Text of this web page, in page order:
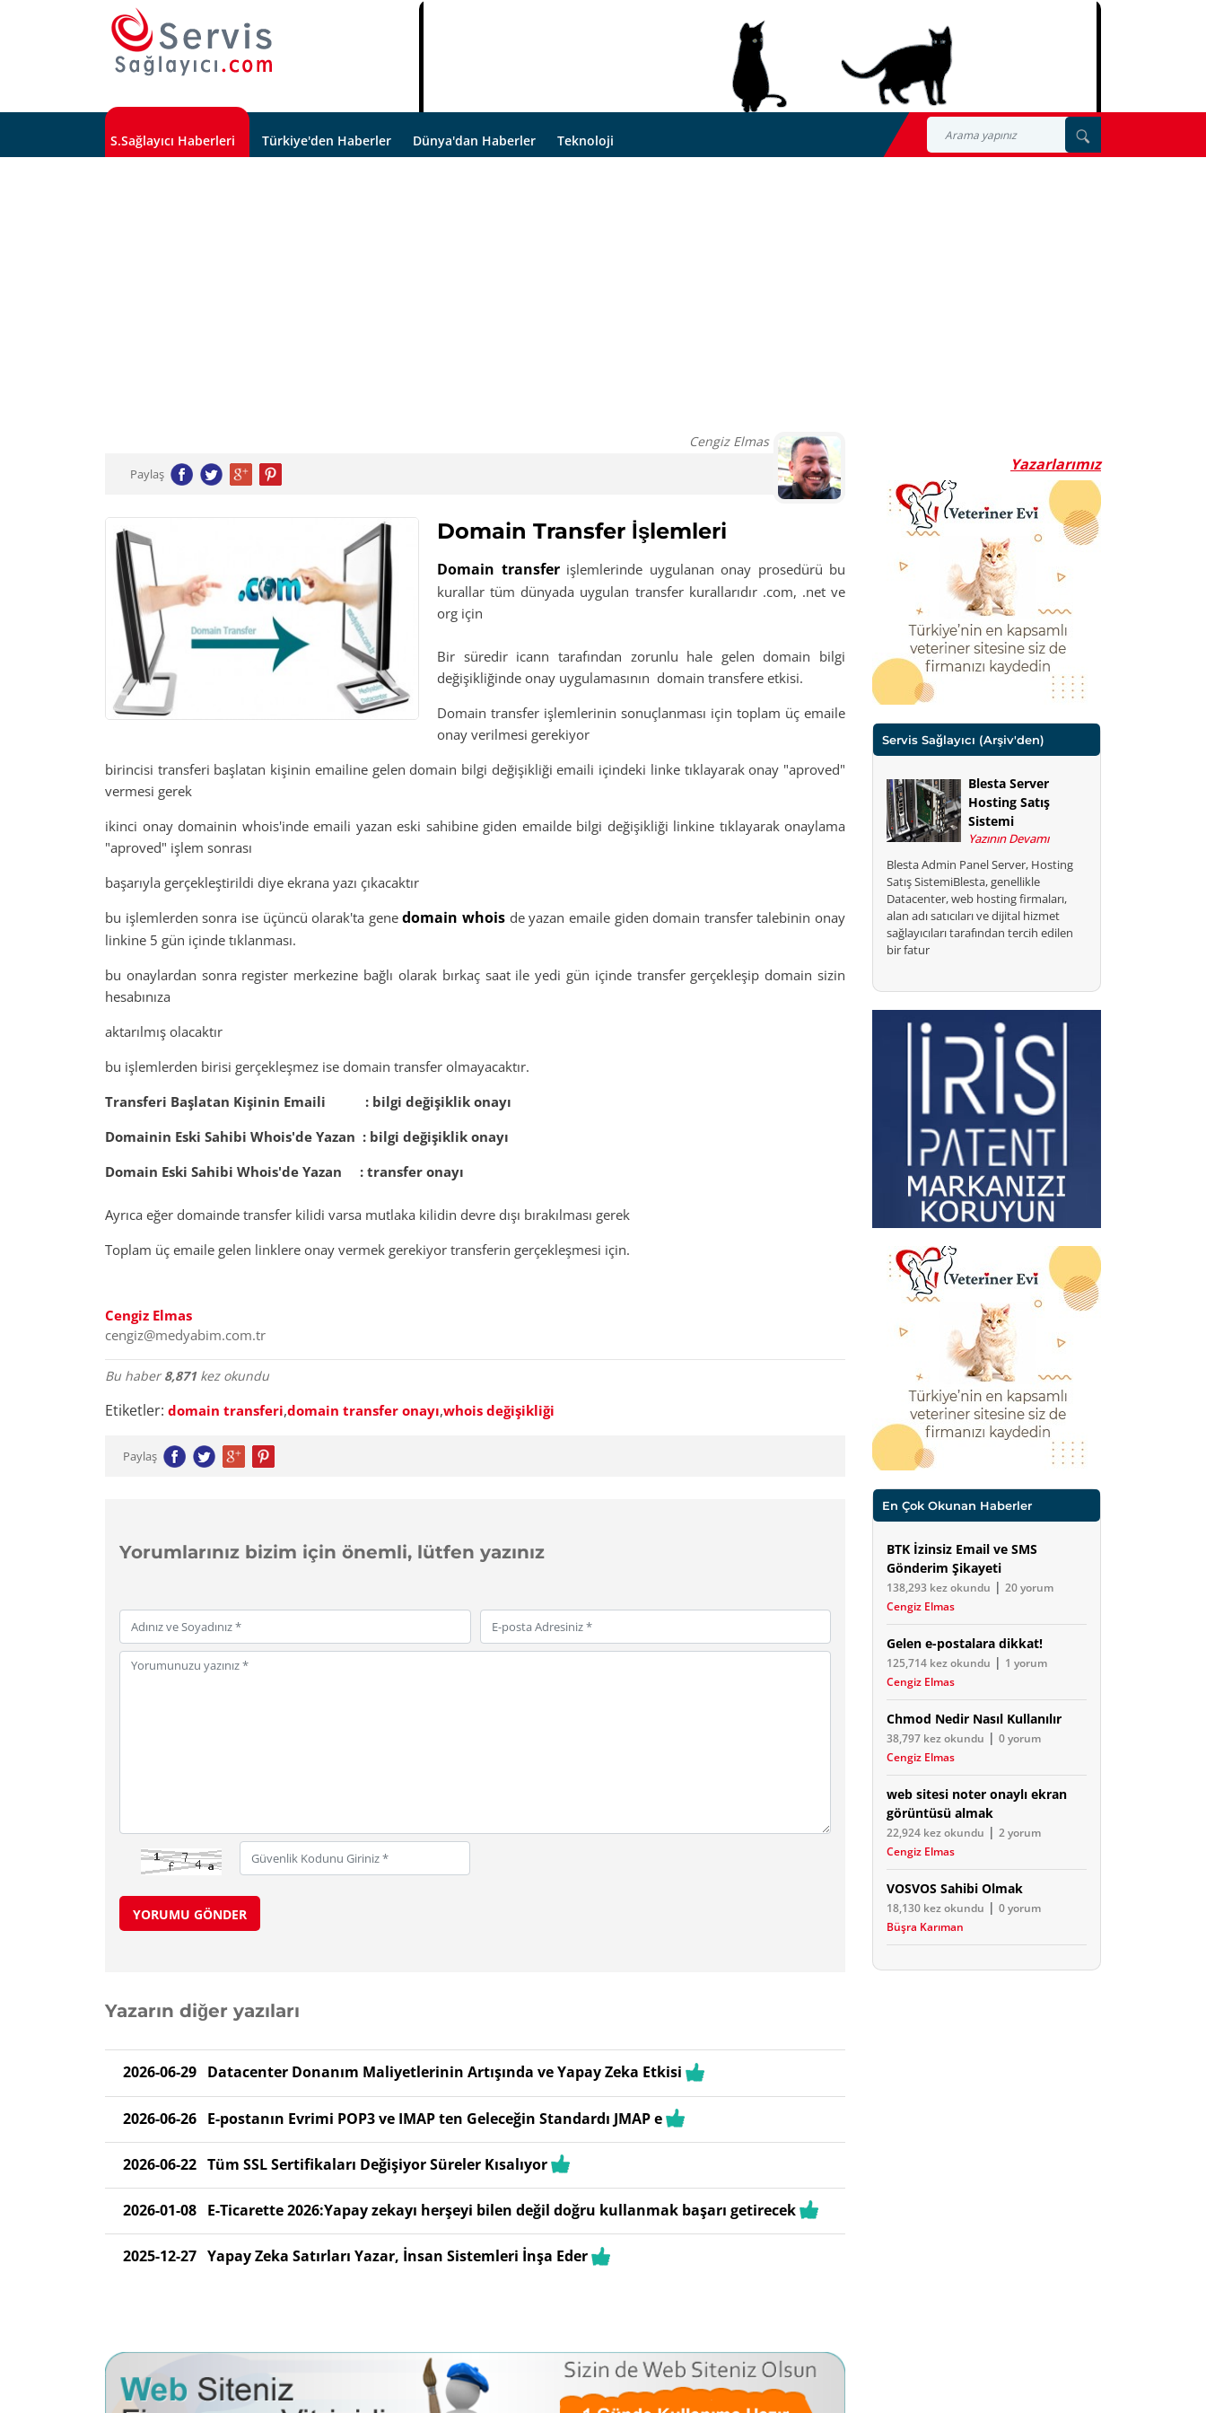
S.Sağlayıcı Haberleri Türkiye'den Haberler Dünya'dan Haberler Teknoloji
Cengiz Elmas
Paylaş
Domain Transfer İşlemleri
Domain transferişlemlerinde uygulanan onay prosedürü bu
kurallar tüm dünyada uygulan transfer kurallarıdır .com, .net ve
org için
Bir süredir icann tarafından zorunlu hale gelen domain bilgi
değişikliğinde onay uygulamasının domain transfere etkisi.
Domain transfer işlemlerinin sonuçlanması için toplam üç emaile
onay verilmesi gerekiyor
birincisi transferi başlatan kişinin emailine gelen domain bilgi değişikliği emaili içindeki linke tıklayarak onay "aproved"
vermesi gerek
ikinci onay domainin whois'inde emaili yazan eski sahibine giden emailde bilgi değişikliği linkine tıklayarak onaylama
"aproved" işlem sonrası
başarıyla gerçekleştirildi diye ekrana yazı çıkacaktır
bu işlemlerden sonra ise üçüncü olarak'ta genedomain whois de yazan emaile giden domain transfer talebinin onay
linkine 5 gün içinde tıklanması.
bu onaylardan sonra register merkezine bağlı olarak bırkaç saat ile yedi gün içinde transfer gerçekleşip domain sizin
hesabınıza
aktarılmış olacaktır
bu işlemlerden birisi gerçekleşmez ise domain transfer olmayacaktır.
Transferi Başlatan Kişinin Emaili : bilgi değişiklik onayı
Domainin Eski Sahibi Whois'de Yazan : bilgi değişiklik onayı
Domain Eski Sahibi Whois'de Yazan : transfer onayı
Ayrıca eğer domainde transfer kilidi varsa mutlaka kilidin devre dışı bırakılması gerek
Toplam üç emaile gelen linklere onay vermek gerekiyor transferin gerçekleşmesi için.
Cengiz Elmas
cengiz@medyabim.com.tr
Bu haber8,871 kez okundu
Etiketler: domain transferi,domain transfer onayı,whois değişikliği
Paylaş
Yorumlarınız bizim için önemli, lütfen yazınız
YORUMU GÖNDER
Yazarın diğer yazıları
2026-06-29 Datacenter Donanım Maliyetlerinin Artışında ve Yapay Zeka Etkisi
2026-06-26 E-postanın Evrimi POP3 ve IMAP ten Geleceğin Standardı JMAP e
2026-06-22 Tüm SSL Sertifikaları Değişiyor Süreler Kısalıyor
2026-01-08 E-Ticarette 2026:Yapay zekayı herşeyi bilen değil doğru kullanmak başarı getirecek
2025-12-27 Yapay Zeka Satırları Yazar, İnsan Sistemleri İnşa Eder
Yazarlarımız
Servis Sağlayıcı (Arşiv'den)
Blesta Server
Hosting Satış
Sistemi
Yazının Devamı
Blesta Admin Panel Server, Hosting
Satış SistemiBlesta, genellikle
Datacenter, web hosting firmaları,
alan adı satıcıları ve dijital hizmet
sağlayıcıları tarafından tercih edilen
bir fatur
En Çok Okunan Haberler
BTK İzinsiz Email ve SMS
Gönderim Şikayeti
138,293 kez okundu | 20 yorum
Cengiz Elmas
Gelen e-postalara dikkat!
125,714 kez okundu | 1 yorum
Cengiz Elmas
Chmod Nedir Nasıl Kullanılır
38,797 kez okundu | 0 yorum
Cengiz Elmas
web sitesi noter onaylı ekran
görüntüsü almak
22,924 kez okundu | 2 yorum
Cengiz Elmas
VOSVOS Sahibi Olmak
18,130 kez okundu | 0 yorum
Büşra Karıman